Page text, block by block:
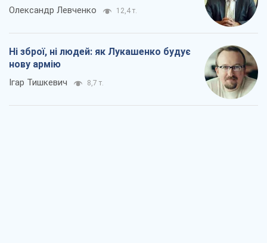
Олександр Левченко 12,4 т.
Ні зброї, ні людей: як Лукашенко будує
нову армію
Ігар Тишкевич 8,7 т.